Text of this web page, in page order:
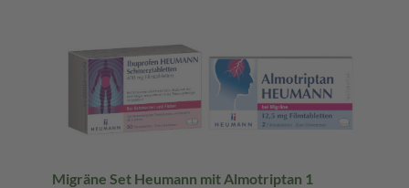
Migräne Set Heumann mit Almotriptan 1